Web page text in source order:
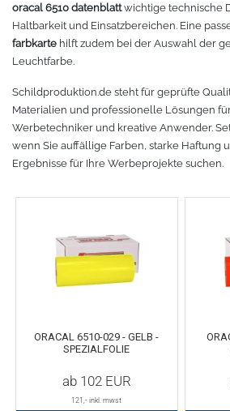
Oracal 975
Oracal 638
Spezialfolie
Übersicht
Gedruckte Medien
Oracal metallisierte Folien
Oracal 6510
Summagraphic
GCC - Expert/Puma/Jaguar
Brother
Laserzubehör
Schneide-Software
Ersatzteile
Schneidleisten
Ausrüstung und Kleidung
Fleece
Bodywarmer
Marken
Myrtle Beach
B&C Collektion
James & Nicholson
oracal 6510 datenblattwichtige technische
Haltbarkeit und Einsatzbereichen. Eine
farbkarte hilft zudem bei der Auswahl der
Leuchtfarbe.
Schildproduktion.de steht für geprüfte
Materialien und professionelle Lösungen
Werbetechniker und kreative Anwender.
wenn Sie auffällige Farben, starke Haftung
Ergebnisse für Ihre Werbeprojekte suchen.
ORACAL 6510-029 - GELB -
SPEZIALFOLIE
ab 102 EUR
121 ,- inkl. mwst